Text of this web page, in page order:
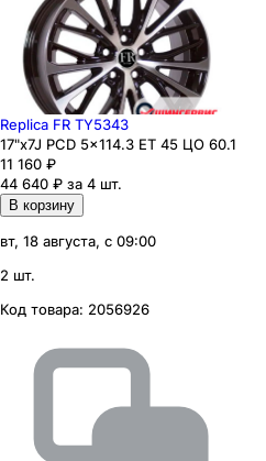
Replica FR TY5343
17"x7J PCD 5x114.3 ЕТ 45 ЦО 60.1
11 160 ₽
44 640 ₽ за 4 шт.
В корзину
вт, 18 августа, с 09:00
2 шт.
Код товара: 2056926